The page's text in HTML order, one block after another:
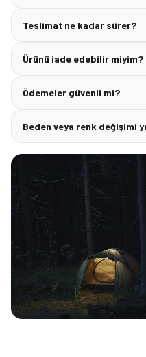
Teslimat ne kadar sürer?
Ürünü iade edebilir miyim?
Ödemeler güvenli mi?
Beden veya renk değişimi